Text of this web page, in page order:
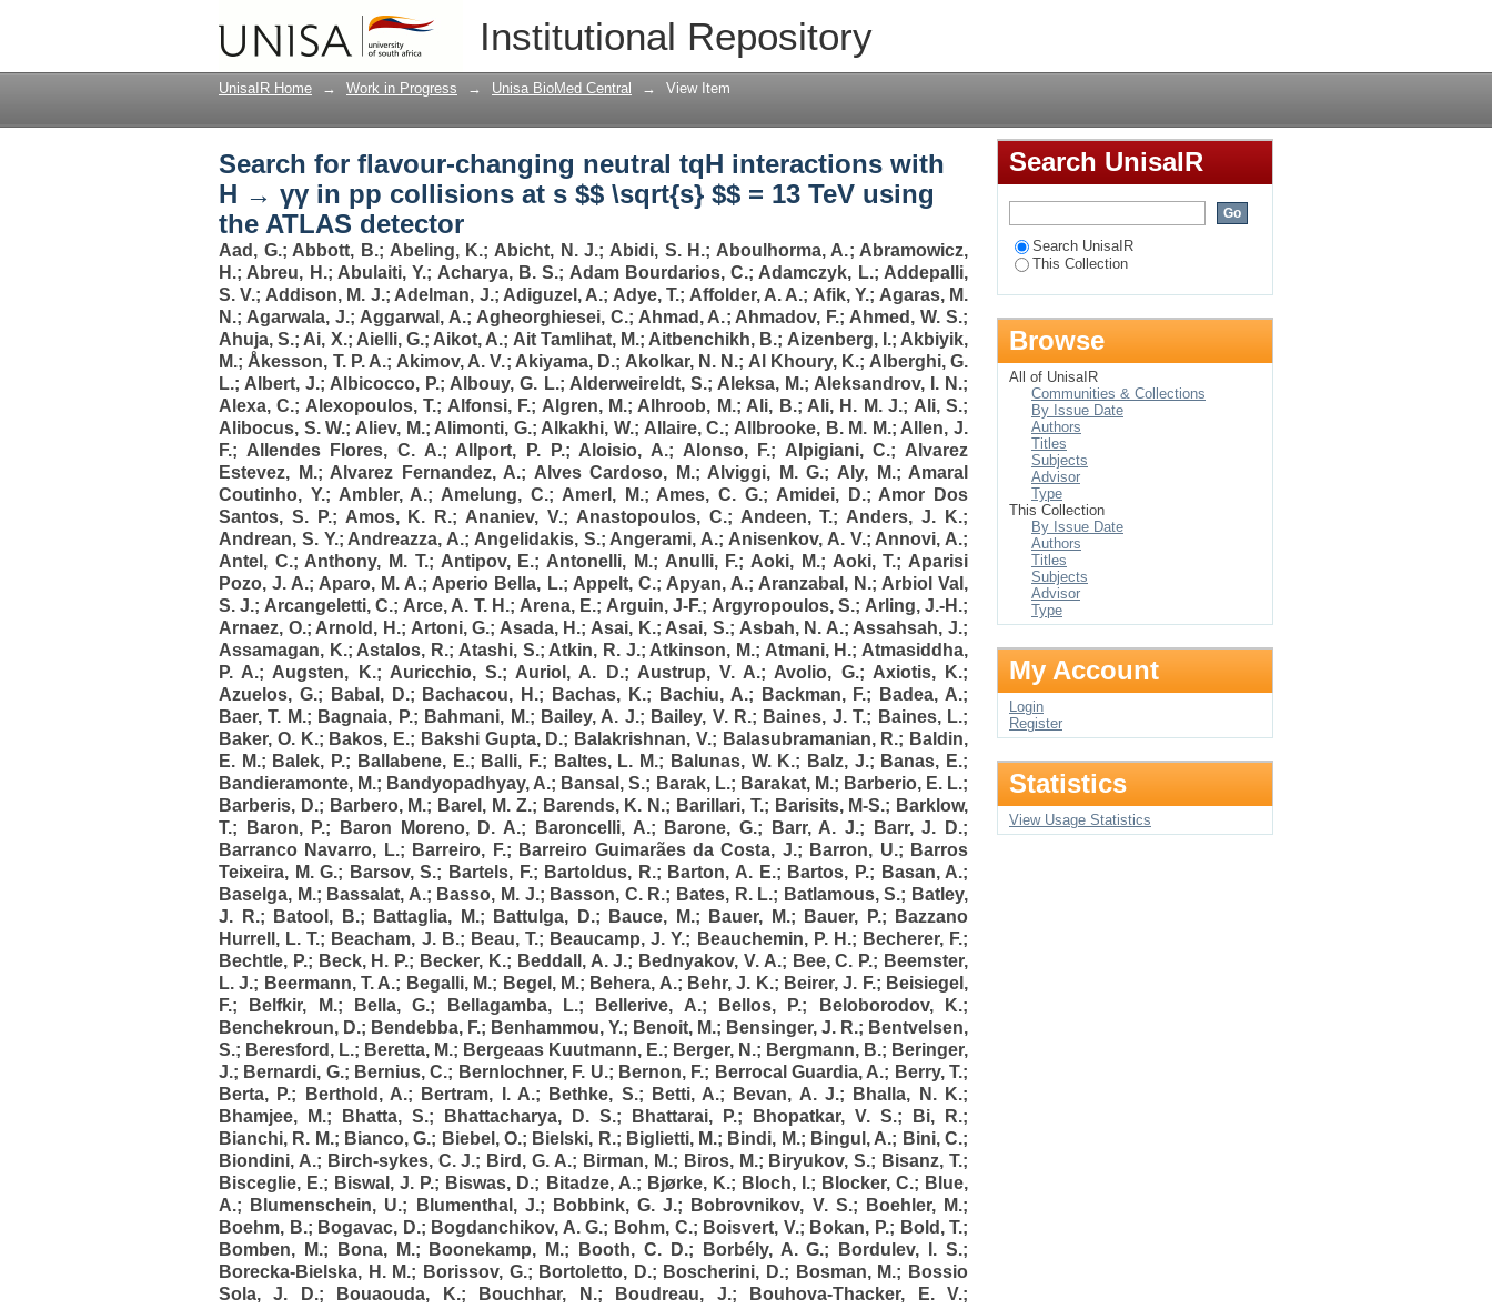
Institutional Repository
Search for flavour-changing neutral tqH interactions with H → γγ in pp collisions
at s $$ \sqrt{s} $$ = 13 TeV using the ATLAS detector
UnisaIR Home → Work in Progress → Unisa BioMed Central → View Item
Search for flavour-changing neutral tqH interactions with
H → γγ in pp collisions at s $$ \sqrt{s} $$ = 13 TeV using
the ATLAS detector
Aad, G.; Abbott, B.; Abeling, K.; Abicht, N. J.; Abidi, S. H.; Aboulhorma, A.; Abramowicz,
H.; Abreu, H.; Abulaiti, Y.; Acharya, B. S.; Adam Bourdarios, C.; Adamczyk, L.; Addepalli,
S. V.; Addison, M. J.; Adelman, J.; Adiguzel, A.; Adye, T.; Affolder, A. A.; Afik, Y.; Agaras, M.
N.; Agarwala, J.; Aggarwal, A.; Agheorghiesei, C.; Ahmad, A.; Ahmadov, F.; Ahmed, W. S.;
Ahuja, S.; Ai, X.; Aielli, G.; Aikot, A.; Ait Tamlihat, M.; Aitbenchikh, B.; Aizenberg, I.; Akbiyik,
M.; Åkesson, T. P. A.; Akimov, A. V.; Akiyama, D.; Akolkar, N. N.; Al Khoury, K.; Alberghi, G.
L.; Albert, J.; Albicocco, P.; Albouy, G. L.; Alderweireldt, S.; Aleksa, M.; Aleksandrov, I. N.;
Alexa, C.; Alexopoulos, T.; Alfonsi, F.; Algren, M.; Alhroob, M.; Ali, B.; Ali, H. M. J.; Ali, S.;
Alibocus, S. W.; Aliev, M.; Alimonti, G.; Alkakhi, W.; Allaire, C.; Allbrooke, B. M. M.; Allen, J.
F.; Allendes Flores, C. A.; Allport, P. P.; Aloisio, A.; Alonso, F.; Alpigiani, C.; Alvarez
Estevez, M.; Alvarez Fernandez, A.; Alves Cardoso, M.; Alviggi, M. G.; Aly, M.; Amaral
Coutinho, Y.; Ambler, A.; Amelung, C.; Amerl, M.; Ames, C. G.; Amidei, D.; Amor Dos
Santos, S. P.; Amos, K. R.; Ananiev, V.; Anastopoulos, C.; Andeen, T.; Anders, J. K.;
Andrean, S. Y.; Andreazza, A.; Angelidakis, S.; Angerami, A.; Anisenkov, A. V.; Annovi, A.;
Antel, C.; Anthony, M. T.; Antipov, E.; Antonelli, M.; Anulli, F.; Aoki, M.; Aoki, T.; Aparisi
Pozo, J. A.; Aparo, M. A.; Aperio Bella, L.; Appelt, C.; Apyan, A.; Aranzabal, N.; Arbiol Val,
S. J.; Arcangeletti, C.; Arce, A. T. H.; Arena, E.; Arguin, J-F.; Argyropoulos, S.; Arling, J.-H.;
Arnaez, O.; Arnold, H.; Artoni, G.; Asada, H.; Asai, K.; Asai, S.; Asbah, N. A.; Assahsah, J.;
Assamagan, K.; Astalos, R.; Atashi, S.; Atkin, R. J.; Atkinson, M.; Atmani, H.; Atmasiddha,
P. A.; Augsten, K.; Auricchio, S.; Auriol, A. D.; Austrup, V. A.; Avolio, G.; Axiotis, K.;
Azuelos, G.; Babal, D.; Bachacou, H.; Bachas, K.; Bachiu, A.; Backman, F.; Badea, A.;
Baer, T. M.; Bagnaia, P.; Bahmani, M.; Bailey, A. J.; Bailey, V. R.; Baines, J. T.; Baines, L.;
Baker, O. K.; Bakos, E.; Bakshi Gupta, D.; Balakrishnan, V.; Balasubramanian, R.; Baldin,
E. M.; Balek, P.; Ballabene, E.; Balli, F.; Baltes, L. M.; Balunas, W. K.; Balz, J.; Banas, E.;
Bandieramonte, M.; Bandyopadhyay, A.; Bansal, S.; Barak, L.; Barakat, M.; Barberio, E. L.;
Barberis, D.; Barbero, M.; Barel, M. Z.; Barends, K. N.; Barillari, T.; Barisits, M-S.; Barklow,
T.; Baron, P.; Baron Moreno, D. A.; Baroncelli, A.; Barone, G.; Barr, A. J.; Barr, J. D.;
Barranco Navarro, L.; Barreiro, F.; Barreiro Guimarães da Costa, J.; Barron, U.; Barros
Teixeira, M. G.; Barsov, S.; Bartels, F.; Bartoldus, R.; Barton, A. E.; Bartos, P.; Basan, A.;
Baselga, M.; Bassalat, A.; Basso, M. J.; Basson, C. R.; Bates, R. L.; Batlamous, S.; Batley,
J. R.; Batool, B.; Battaglia, M.; Battulga, D.; Bauce, M.; Bauer, M.; Bauer, P.;
Bazzano
Hurrell, L. T.; Beacham, J. B.; Beau, T.; Beaucamp, J. Y.; Beauchemin, P. H.; Becherer, F.;
Bechtle, P.; Beck, H. P.; Becker, K.; Beddall, A. J.; Bednyakov, V. A.; Bee, C. P.; Beemster,
L. J.; Beermann, T. A.; Begalli, M.; Begel, M.; Behera, A.; Behr, J. K.; Beirer, J. F.; Beisiegel,
F.; Belfkir, M.; Bella, G.; Bellagamba, L.; Bellerive, A.; Bellos, P.; Beloborodov, K.;
Benchekroun, D.; Bendebba, F.; Benhammou, Y.; Benoit, M.; Bensinger, J. R.; Bentvelsen,
S.; Beresford, L.; Beretta, M.; Bergeaas Kuutmann, E.; Berger, N.; Bergmann, B.; Beringer,
J.; Bernardi, G.; Bernius, C.; Bernlochner, F. U.; Bernon, F.; Berrocal Guardia, A.; Berry, T.;
Berta, P.; Berthold, A.; Bertram, I. A.; Bethke, S.; Betti, A.; Bevan, A. J.; Bhalla, N. K.;
Bhamjee, M.; Bhatta, S.; Bhattacharya, D. S.; Bhattarai, P.; Bhopatkar, V. S.; Bi, R.;
Bianchi, R. M.; Bianco, G.; Biebel, O.; Bielski, R.; Biglietti, M.; Bindi, M.; Bingul, A.; Bini, C.;
Biondini, A.; Birch-sykes, C. J.; Bird, G. A.; Birman, M.; Biros, M.; Biryukov, S.; Bisanz, T.;
Bisceglie, E.; Biswal, J. P.; Biswas, D.; Bitadze, A.; Bjørke, K.; Bloch, I.; Blocker, C.; Blue,
A.; Blumenschein, U.; Blumenthal, J.; Bobbink, G. J.; Bobrovnikov, V. S.; Boehler, M.;
Boehm, B.; Bogavac, D.; Bogdanchikov, A. G.; Bohm, C.; Boisvert, V.; Bokan, P.; Bold, T.;
Bomben, M.; Bona, M.; Boonekamp, M.; Booth, C. D.; Borbély, A. G.; Bordulev, I. S.;
Borecka-Bielska, H. M.; Borissov, G.; Bortoletto, D.; Boscherini, D.; Bosman, M.; Bossio
Sola, J. D.; Bouaouda, K.; Bouchhar, N.; Boudreau, J.; Bouhova-Thacker, E. V.;
Search UnisaIR
Search UnisaIR
This Collection
Browse
All of UnisaIR
Communities & Collections
By Issue Date
Authors
Titles
Subjects
Advisor
Type
This Collection
By Issue Date
Authors
Titles
Subjects
Advisor
Type
My Account
Login
Register
Statistics
View Usage Statistics